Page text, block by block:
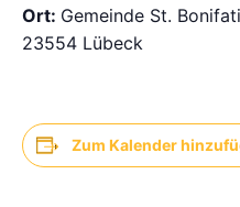
Ort: Gemeinde St.
23554 Lübeck
Zum Kalender